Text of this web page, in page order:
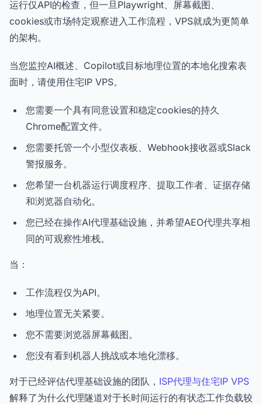
运行仅API的检查，但一旦Playwright、屏幕截图、
cookies或市场特定观察进入工作流程，VPS就成为更简单
的架构。
当您监控AI概述、Copilot或目标地理位置的本地化搜索表
面时，请使用住宅IP VPS。
您需要一个具有同意设置和稳定cookies的持久
Chrome配置文件。
您需要托管一个小型仪表板、Webhook接收器或Slack
警报服务。
您希望一台机器运行调度程序、提取工作者、证据存储
和浏览器自动化。
您已经在操作AI代理基础设施，并希望AEO代理共享相
同的可观察性堆栈。
当：
工作流程仅为API。
地理位置无关紧要。
您不需要浏览器屏幕截图。
您没有看到机器人挑战或本地化漂移。
对于已经评估代理基础设施的团队， ISP代理与住宅IP VPS
解释了为什么代理隧道对于长时间运行的有状态工作负载较